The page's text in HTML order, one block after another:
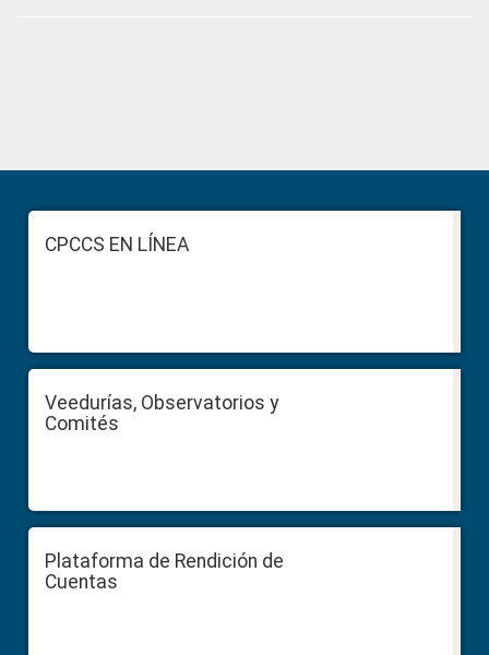
Sidebar
FooterCPCCS EN LÍNEA
Veedurías, Observatorios y
Comités
Plataforma de Rendición de
Cuentas